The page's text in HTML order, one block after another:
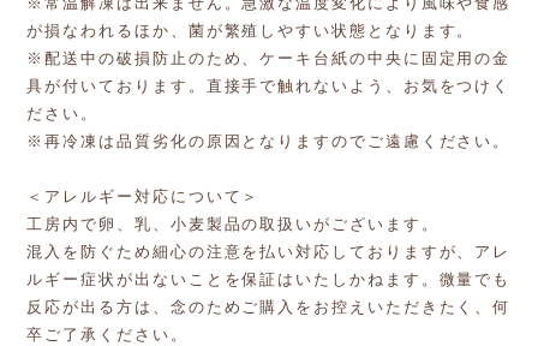
が損なわれるほか、菌が繁殖しやすい状態となります。
※配送中の破損防止のため、ケーキ台紙の中央に固定用の金
具が付いております。直接手で触れないよう、お気をつけく
ださい。
※再冷凍は品質劣化の原因となりますのでご遠慮ください。
＜アレルギー対応について＞
工房内で卵、乳、小麦製品の取扱いがございます。
混入を防ぐため細心の注意を払い対応しておりますが、アレ
ルギー症状が出ないことを保証はいたしかねます。微量でも
反応が出る方は、念のためご購入をお控えいただきたく、何
卒ご了承ください。